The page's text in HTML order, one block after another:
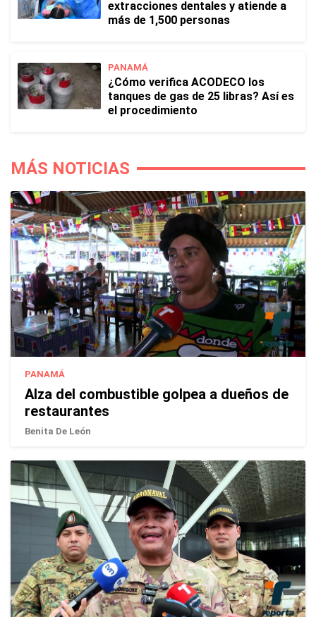
extracciones dentales y atiende a
más de 1,500 personas
PANAMÁ
¿Cómo verifica ACODECO los
tanques de gas de 25 libras? Así es
el procedimiento
MÁS NOTICIAS
PANAMÁ
Alza del combustible golpea a dueños de
restaurantes
Benita De León